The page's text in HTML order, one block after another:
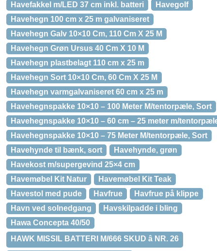
Havefakkel m/LED 37 cm inkl. batteri
Havegolf
Havehegn 100 cm x 25 m galvaniseret
Havehegn Galv 10×10 Cm, 110 Cm X 25 M
Havehegn Grøn Ursus 40 Cm X 10 M
Havehegn plastbelagt 110 cm x 25 m
Havehegn Sort 10×10 Cm, 60 Cm X 25 M
Havehegn varmgalvaniseret 60 cm x 25 m
Havehegnspakke 10×10 – 100 Meter M/tentorpæle, Sort
Havehegnspakke 10×10 – 60 cm – 25 meter m/
Havehegnspakke 10×10 – 75 Meter M/tentorpæle, Sort
Havehynde til bænk, sort
Havehynde, grøn
Havekost m/supergevind 25×4 cm
Havemøbel Kit Natur
Havemøbel Kit Teak
Havestol med pude
Havfrue
Havfrue på klippe
Havn ved solnedgang
Havskilpadde i bling
Hawa Concepta 40/50
HAWK MISSIL BATTERI M/666 SKUD â NR. 26